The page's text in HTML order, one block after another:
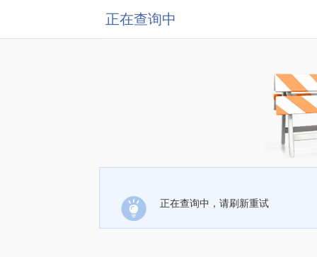
正在查询中
正在查询中，请刷新重试